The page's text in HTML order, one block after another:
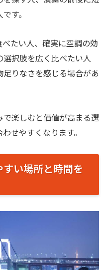
す。
たい人、確実に空調の効
択肢を広く比べたい人
りなさを感じる場合があ
楽しむと価値が高まる選
せやすくなります。
い場所と時間を